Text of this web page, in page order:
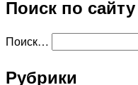
Поиск по сайту
Поиск…
Рубрики